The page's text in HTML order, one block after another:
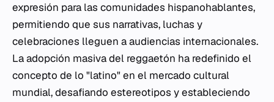
expresión para las comunidades hispanohablantes,
permitiendo que sus narrativas, luchas y
celebraciones lleguen a audiencias internacionales.
La adopción masiva del reggaetón ha redefinido el
concepto de lo "latino" en el mercado cultural
mundial, desafiando estereotipos y estableciendo